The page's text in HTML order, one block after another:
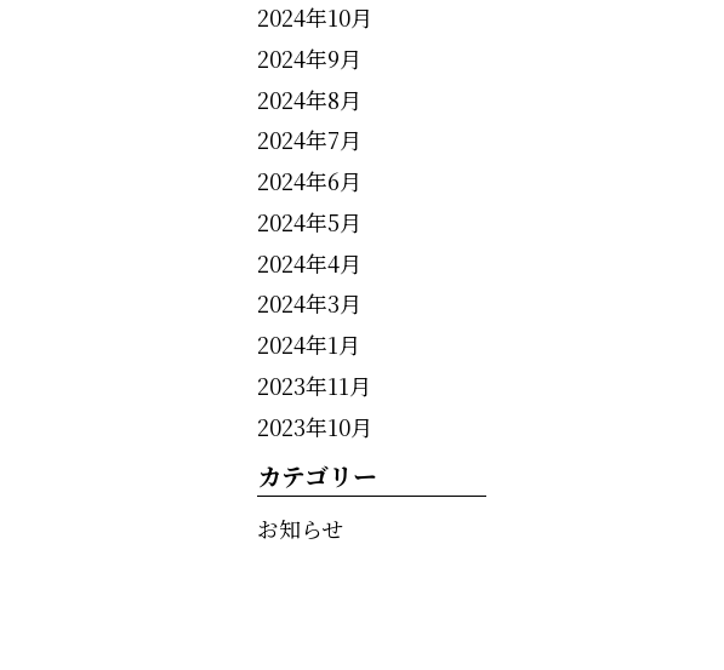
2024年10月
2024年9月
2024年8月
2024年7月
2024年6月
2024年5月
2024年4月
2024年3月
2024年1月
2023年11月
2023年10月
カテゴリー
お知らせ